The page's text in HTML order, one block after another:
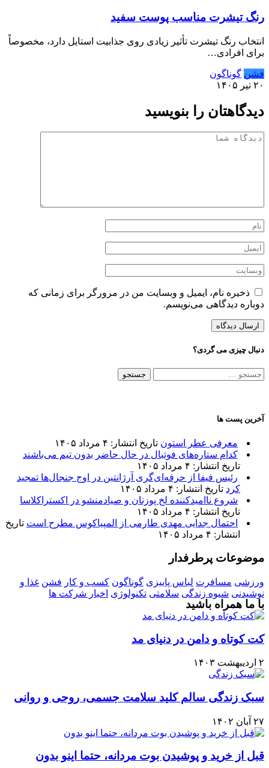
رنگ تیشرت مناسب پوست سفید
انتخاب رنگ تیشرت تأثیر زیادی روی جذابیت استایل دارد، مخصوصاً
برای افرادی…
فشن گوناگون
۲۰ تیر ۱۴۰۵
دیدگاهتان را بنویسید
ذخیره نام، ایمیل و وبسایت من در مرورگر برای زمانی که
دوباره دیدگاهی می‌نویسم.
دنبال چیزی می گردی؟
جستجو
آخرین پست ها
معرفی عطر استون تاریخ انتشار: ۴ مرداد ۱۴۰۵
کدام ستاره‌های فوتبال در حال حاضر بدون تیم می‌باشند
تاریخ انتشار: ۴ مرداد ۱۴۰۵
رئیس فیفا از حرفه‌ای‌گری آرژانتین در اوج جنجال‌ها تمجید
کرد تاریخ انتشار: ۴ مرداد ۱۴۰۵
شروع ناامیدکننده لخ پوزنان و صیادمنشو در اکستراکلاسا
تاریخ انتشار: ۴ مرداد ۱۴۰۵
احتمال جدایی مهدی طارمی از المپیاکوس مطرح است تاریخ
انتشار: ۴ مرداد ۱۴۰۵
موضوعات پرطرفدار
ورزشی مسافرت لباس پاییزی گوناگون کسب و کار فشن غذا و
نوشیدنی شیوه زندگی سلامتی تکنولوژی اخبار شرکت ها
با ما همراه باشید
کت کوتاه و دامن در دنیای مد
۲ اردیبهشت ۱۴۰۳
سبک زندگی سالم کلید سلامت جسمی، روحی و روانی
۲۷ آبان ۱۴۰۲
قبل از خرید و پوشیدن بوت مردانه، حتما اینو بدون